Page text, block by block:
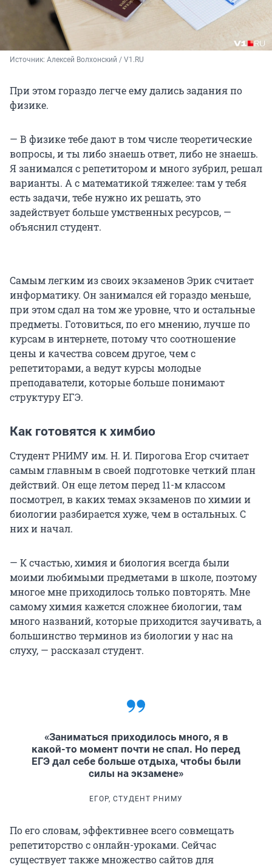
Источник: Алексей Волхонский / V1.RU
При этом гораздо легче ему дались задания по
физике.
— В физике тебе дают в том числе теоретические
вопросы, и ты либо знаешь ответ, либо не знаешь.
Я занимался с репетитором и много зубрил, решал
варианты. А с математикой тяжелее: там у тебя
есть задачи, тебе нужно их решать, это
задействует больше умственных ресурсов, —
объяснил студент.
Самым легким из своих экзаменов Эрик считает
информатику. Он занимался ей гораздо меньше,
при этом сдал на том же уровне, что и остальные
предметы. Готовиться, по его мнению, лучше по
курсам в интернете, потому что соотношение
цены и качества совсем другое, чем с
репетиторами, а ведут курсы молодые
преподаватели, которые больше понимают
структуру ЕГЭ.
Как готовятся к химбио
Студент РНИМУ им. Н. И. Пирогова Егор считает
самым главным в своей подготовке четкий план
действий. Он еще летом перед 11-м классом
посмотрел, в каких темах экзаменов по химии и
биологии разбирается хуже, чем в остальных. С
них и начал.
— К счастью, химия и биология всегда были
моими любимыми предметами в школе, поэтому
многое мне приходилось только повторять. Мне
самому химия кажется сложнее биологии, там
много названий, которые приходится заучивать, а
большинство терминов из биологии у нас на
слуху, — рассказал студент.
«Заниматься приходилось много, я в
какой-то момент почти не спал. Но перед
ЕГЭ дал себе больше отдыха, чтобы были
силы на экзамене»
ЕГОР, СТУДЕНТ РНИМУ
По его словам, эффективнее всего совмещать
репетиторство с онлайн-уроками. Сейчас
существует также множество сайтов для